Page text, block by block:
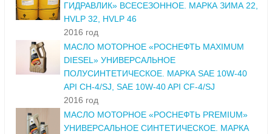
ГИДРАВЛИК» ВСЕСЕЗОННОЕ. МАРКА ЗИМА 22,
HVLP 32, HVLP 46
2016 год
МАСЛО МОТОРНОЕ «РОСНЕФТЬ MAXIMUM
DIESEL» УНИВЕРСАЛЬНОЕ
ПОЛУСИНТЕТИЧЕСКОЕ. МАРКА SAE 10W-40
API CH-4/SJ, SAE 10W-40 API CF-4/SJ
2016 год
МАСЛО МОТОРНОЕ «РОСНЕФТЬ PREMIUM»
УНИВЕРСАЛЬНОЕ СИНТЕТИЧЕСКОЕ. МАРКА